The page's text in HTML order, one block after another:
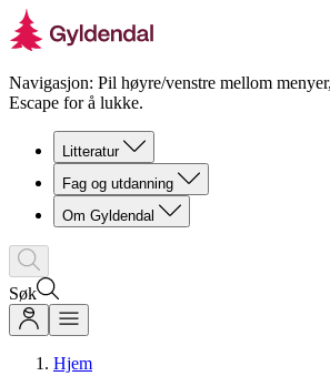
Navigasjon: Pil høyre/venstre mellom
Escape for å lukke.
Litteratur
Fag og utdanning
Om Gyldendal
Søk
Hjem